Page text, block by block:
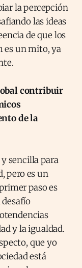
la percepción
las ideas
de que los
es un mito, ya
contribuir
de la
sencilla para
pero es un
paso es
y la igualdad.
que yo
está